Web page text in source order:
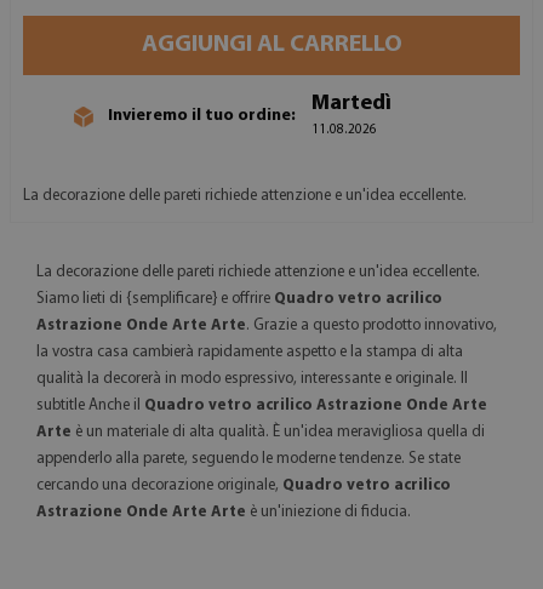
AGGIUNGI AL CARRELLO
Invieremo il tuo ordine:
Martedì
11.08.2026
La decorazione delle pareti richiede attenzione e un'idea eccellente.
La decorazione delle pareti richiede attenzione e un'idea eccellente.
Siamo lieti di {semplificare} e offrire Quadro vetro acrilico
Astrazione Onde Arte Arte. Grazie a questo prodotto innovativo,
la vostra casa cambierà rapidamente aspetto e la stampa di alta
qualità la decorerà in modo espressivo, interessante e originale. Il
subtitle Anche il Quadro vetro acrilico Astrazione Onde Arte
Arte è un materiale di alta qualità. È un'idea meravigliosa quella di
appenderlo alla parete, seguendo le moderne tendenze. Se state
cercando una decorazione originale, Quadro vetro acrilico
Astrazione Onde Arte Arte è un'iniezione di fiducia.